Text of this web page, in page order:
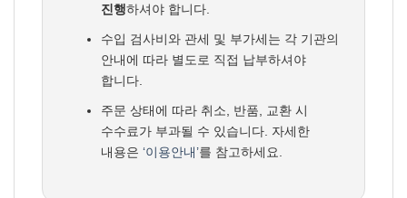
진행하셔야 합니다.
수입 검사비와 관세 및 부가세는 각 기관의
안내에 따라 별도로 직접 납부하셔야
합니다.
주문 상태에 따라 취소, 반품, 교환 시
수수료가 부과될 수 있습니다. 자세한
내용은 ‘이용안내’를 참고하세요.